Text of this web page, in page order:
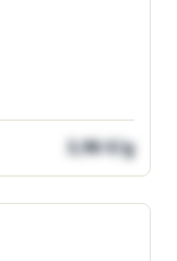
3,96 €/g